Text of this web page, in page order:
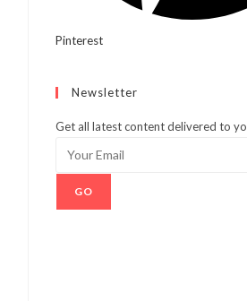
Pinterest
Newsletter
Get all latest content delivered to
GO